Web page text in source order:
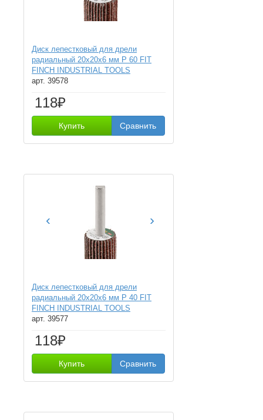
Диск лепестковый для дрели
радиальный 20х20х6 мм Р 60 FIT
FINCH INDUSTRIAL TOOLS
арт. 39578
118₽
Купить Сравнить
‹ ›
Диск лепестковый для дрели
радиальный 20х20х6 мм Р 40 FIT
FINCH INDUSTRIAL TOOLS
арт. 39577
118₽
Купить Сравнить